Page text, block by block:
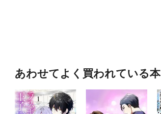
あわせてよく買われている本